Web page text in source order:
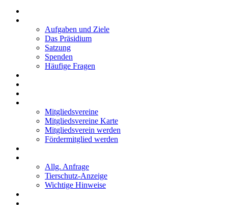
Aufgaben und Ziele
Das Präsidium
Satzung
Spenden
Häufige Fragen
Mitgliedsvereine
Mitgliedsvereine Karte
Mitgliedsverein werden
Fördermitglied werden
Allg. Anfrage
Tierschutz-Anzeige
Wichtige Hinweise